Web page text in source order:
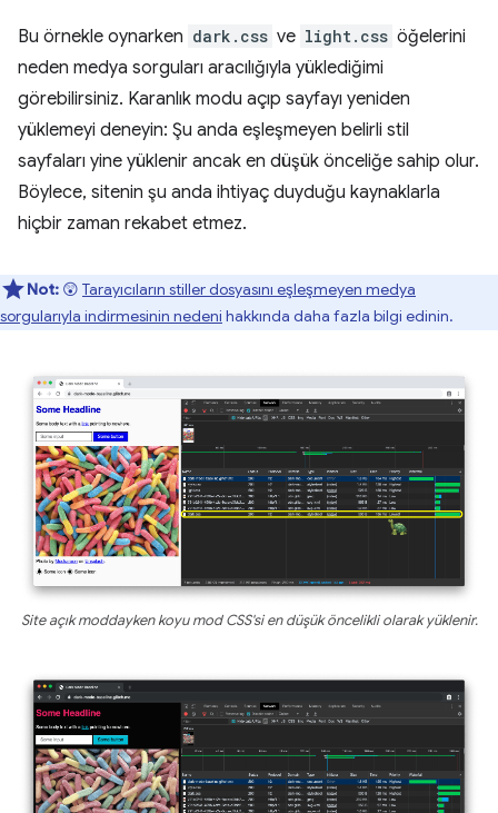
Bu örnekle oynarken dark.css ve light.css öğelerini
neden medya sorguları aracılığıyla yüklediğimi
görebilirsiniz. Karanlık modu açıp sayfayı yeniden
yüklemeyi deneyin: Şu anda eşleşmeyen belirli stil
sayfaları yine yüklenir ancak en düşük önceliğe sahip olur.
Böylece, sitenin şu anda ihtiyaç duyduğu kaynaklarla
hiçbir zaman rekabet etmez.
Not: 😲 Tarayıcıların stiller dosyasını eşleşmeyen medya
sorgularıyla indirmesinin nedeni hakkında daha fazla bilgi edinin.
Site açık moddayken koyu mod CSS'si en düşük öncelikli olarak yüklenir.